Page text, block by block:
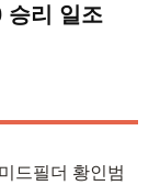
리 일조
드필더 황인범